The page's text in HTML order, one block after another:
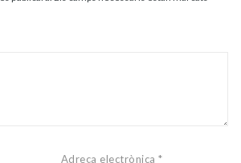
Adreça electrònica*